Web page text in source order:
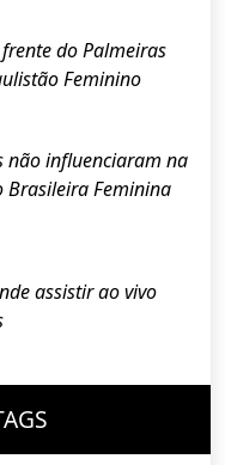
do Palmeiras
Feminino
não influenciaram na
Brasileira Feminina
assistir ao vivo